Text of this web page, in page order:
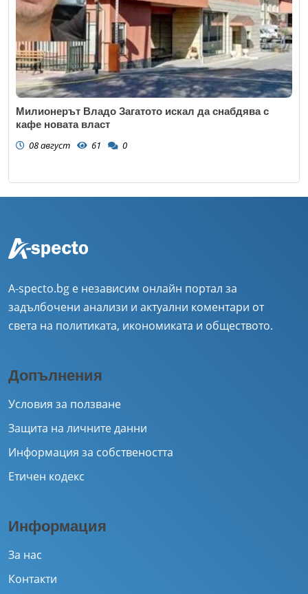
Милионерът Владо Загатото искал да снабдява с
кафе новата власт
08 август 61 0
A-specto.bg е независим онлайн портал за
задълбочени анализи и актуални коментари от
света на политиката, икономиката и обществото.
Допълнения
Условия за ползване
Защита на личните данни
Информация за собствеността
Етичен кодекс
Информация
За нас
Контакти